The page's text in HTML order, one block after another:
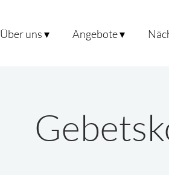
Über uns ▾ Angebote ▾